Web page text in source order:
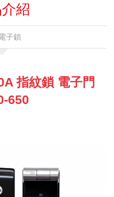
紹
子鎖
指紋鎖 電子門
650